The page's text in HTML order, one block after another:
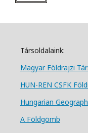
Társoldalaink:
Magyar Földrajzi
HUN-REN CSFK
Hungarian
A Földgömb